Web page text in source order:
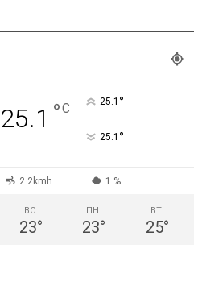
25.1 °C 25.1 °
25.1 °
2.2kmh 1 %
ВС
23°
ПН
23°
ВТ
25°